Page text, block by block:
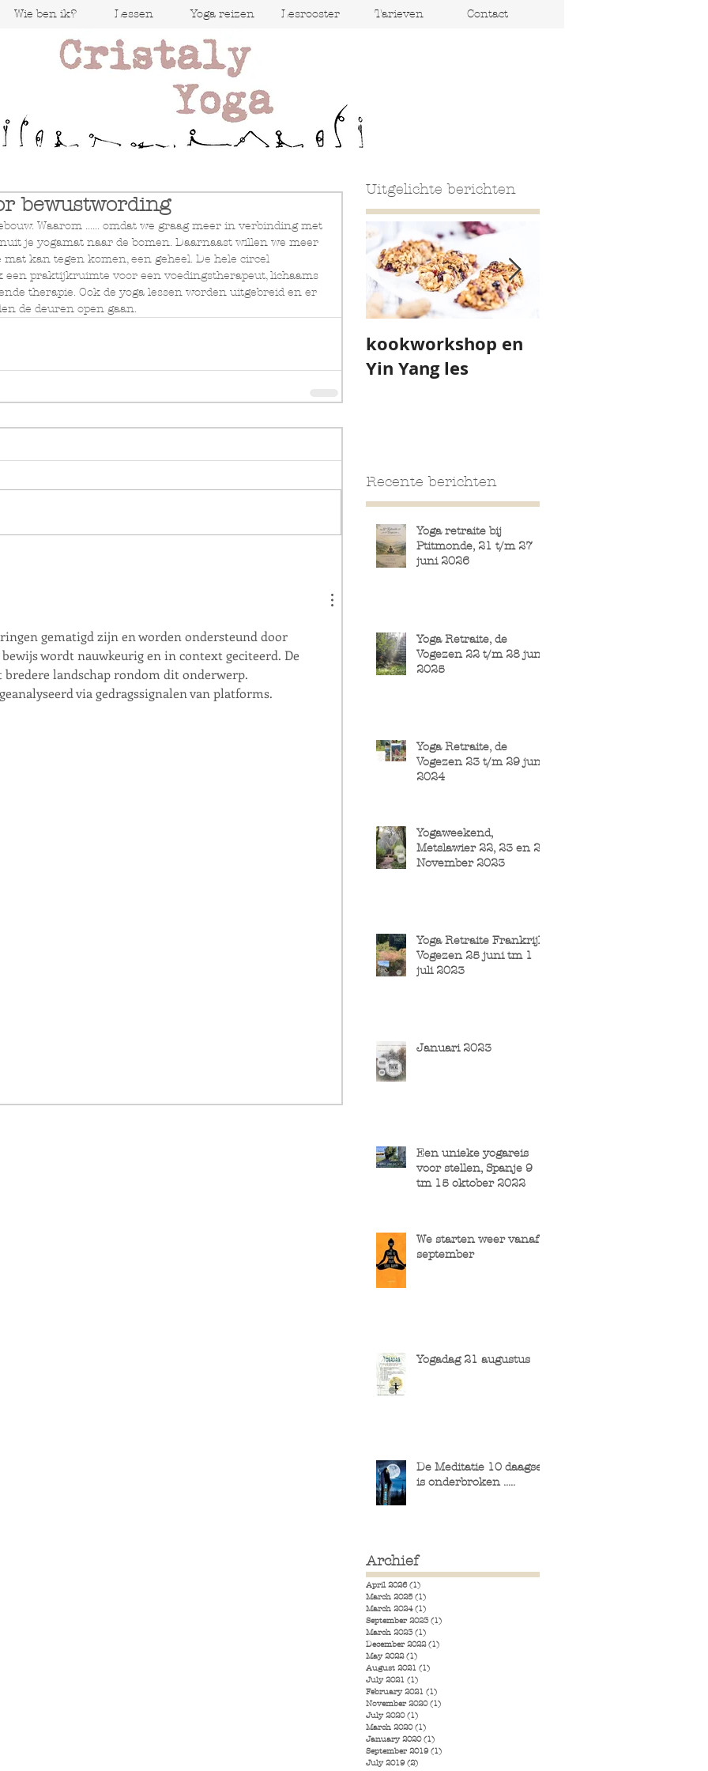
Wie ben ik? Lessen Yoga reizen Lesrooster Tarieven Contact
bewustwording
Waarom ...... omdat we graag meer in verbinding met
je yogamat naar de bomen. Daarnaast willen we meer
kan tegen komen, een geheel. De hele circel
een praktijkruimte voor een voedingstherapeut, lichaams
therapie. Ook de yoga lessen worden uitgebreid en er
de deuren open gaan.
gematigd zijn en worden ondersteund door
wordt nauwkeurig en in context geciteerd. De
landschap rondom dit onderwerp.
via gedragssignalen van platforms.
Uitgelichte berichten
kookworkshop en
Yin Yang les
Recente berichten
Yoga retraite bij
Ptitmonde, 21 t/m 27
juni 2026
Yoga Retraite, de
Vogezen 22 t/m 28 juni
2025
Yoga Retraite, de
Vogezen 23 t/m 29 juni
2024
Yogaweekend,
Metslawier 22, 23 en 24
November 2023
Yoga Retraite Frankrijk
Vogezen 25 juni tm 1
juli 2023
Januari 2023
Een unieke yogareis
voor stellen, Spanje 9
tm 15 oktober 2022
We starten weer vanaf 1
september
Yogadag 21 augustus
De Meditatie 10 daagse
is onderbroken .....
Archief
April 2026 (1)
March 2025 (1)
March 2024 (1)
September 2023 (1)
March 2023 (1)
December 2022 (1)
May 2022 (1)
August 2021 (1)
July 2021 (1)
February 2021 (1)
November 2020 (1)
July 2020 (1)
March 2020 (1)
January 2020 (1)
September 2019 (1)
July 2019 (2)